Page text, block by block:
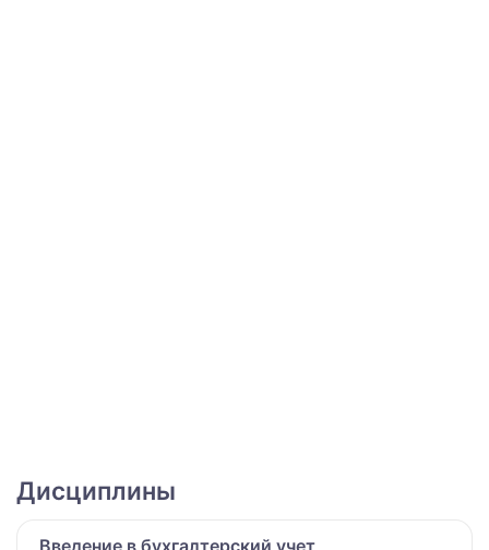
Дисциплины
Введение в бухгалтерский учет